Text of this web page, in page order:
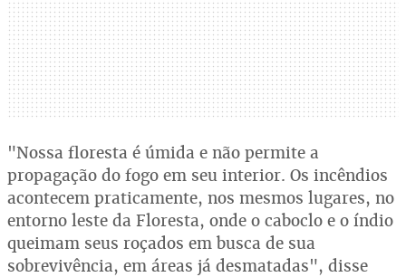
"Nossa floresta é úmida e não permite a
propagação do fogo em seu interior. Os incêndios
acontecem praticamente, nos mesmos lugares, no
entorno leste da Floresta, onde o caboclo e o índio
queimam seus roçados em busca de sua
sobrevivência, em áreas já desmatadas", disse